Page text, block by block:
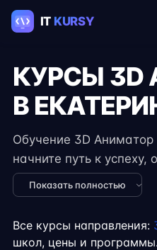
КУРСЫ
В
Обучение 3D Аниматор
начните путь к успеху,
востребованные
для новичков и
проекты и
Показать полностью
Все курсы направления:
школ, цены и программы.